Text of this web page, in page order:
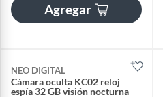
Agregar
NEO DIGITAL
Cámara oculta KC02 reloj
espía 32 GB visión nocturna